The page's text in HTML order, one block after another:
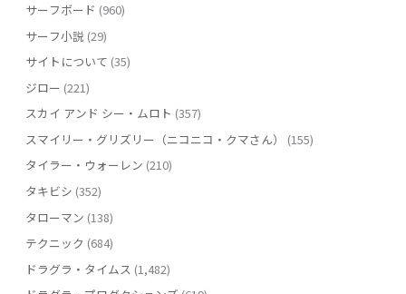
サーフボード (960)
サーフ小説 (29)
サイトについて (35)
ジロー (221)
スカイ アンド シー・ムロト (357)
スマイリー・グリズリー（ニコニコ・クマさん）
(155)
タイラー・ウォーレン (210)
タキビシ (352)
タローマン (138)
テクニック (684)
ドラグラ・タイムス (1,482)